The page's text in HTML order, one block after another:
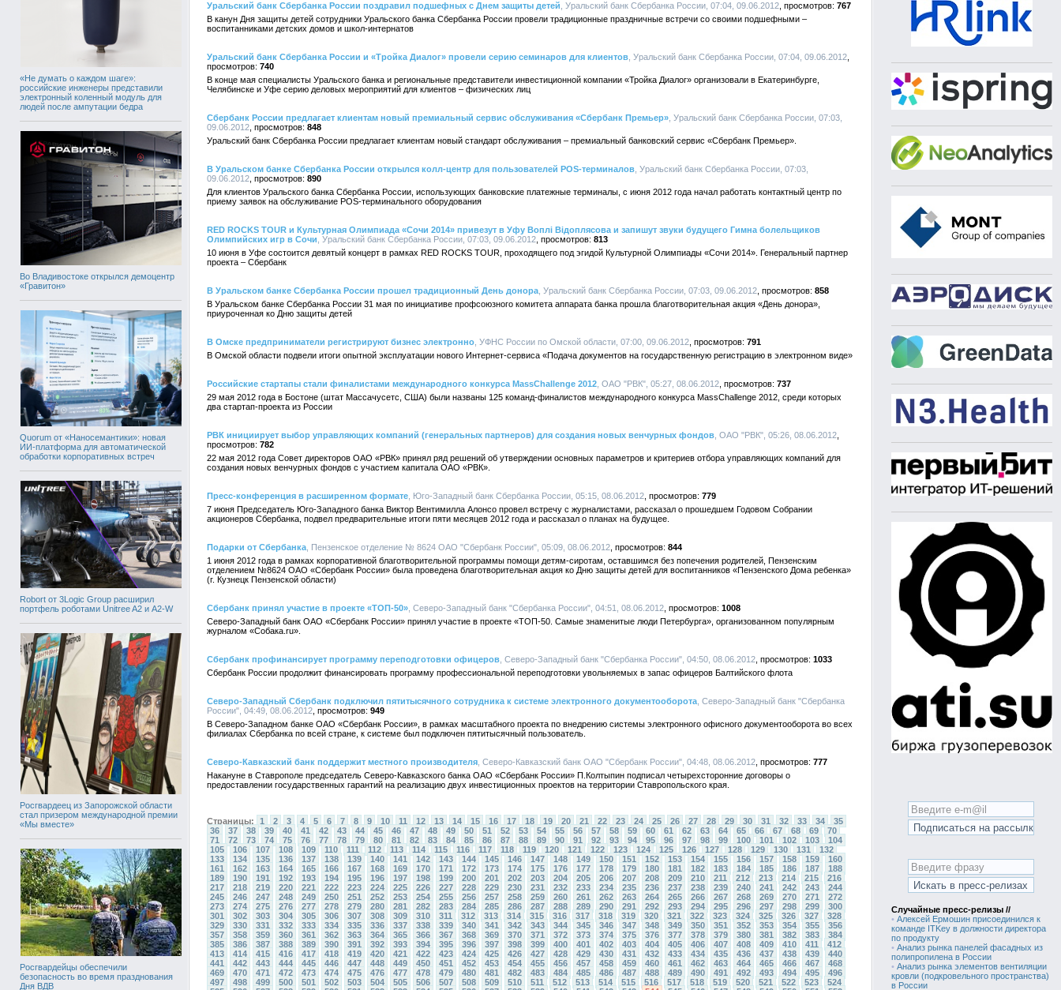
«Не думать о каждом шаге»:
российские инженеры представили
электронный коленный модуль для
людей после ампутации бедра
Во Владивостоке открылся демоцентр
«Гравитон»
Quorum от «Наносемантики»: новая
ИИ-платформа для автоматической
обработки корпоративных встреч
Robort от 3Logic Group расширил
портфель роботами Unitree A2 и A2-W
Росгвардеец из Запорожской области
стал призером международной премии
«Мы вместе»
Росгвардейцы обеспечили
безопасность во время празднования
Дня ВДВ
Уральский банк Сбербанка России поздравил подшефных с Днем защиты детей , Уральский банк Сбербанка России, 07:04, 09.06.2012
767
В канун Дня защиты детей сотрудники Уральского банка Сбербанка России провели традиционные праздничные встречи со своими подшефными –
воспитанниками детских домов и школ-интернатов
Уральский банк Сбербанка России и «Тройка Диалог» провели серию семинаров для клиентов , Уральский банк Сбербанка России, 07:04, 09.06.2012
740
В конце мая специалисты Уральского банка и региональные представители инвестиционной компании «Тройка Диалог» организовали в Екатеринбурге,
Челябинске и Уфе серию деловых мероприятий для клиентов – физических лиц
Сбербанк России предлагает клиентам новый премиальный сервис обслуживания «Сбербанк Премьер» , Уральский банк Сбербанка России, 07:03,
09.06.2012
848
Уральский банк Сбербанка России предлагает клиентам новый стандарт обслуживания – премиальный банковский сервис «Сбербанк Премьер».
В Уральском банке Сбербанка России открылся колл-центр для пользователей POS-терминалов , Уральский банк Сбербанка России, 07:03,
09.06.2012
890
Для клиентов Уральского банка Сбербанка России, использующих банковские платежные терминалы, с июня 2012 года начал работать контактный центр по
приему заявок на обслуживание POS-терминального оборудования
RED ROCKS TOUR и Культурная Олимпиада «Сочи 2014» привезут в Уфу Воплi Вiдоплясова и запишут звуки будущего Гимна болельщиков
Олимпийских игр в Сочи , Уральский банк Сбербанка России, 07:03, 09.06.2012
813
10 июня в Уфе состоится девятый концерт в рамках RED ROCKS TOUR, проходящего под эгидой Культурной Олимпиады «Сочи 2014». Генеральный партнер
проекта – Сбербанк
В Уральском банке Сбербанка России прошел традиционный День донора , Уральский банк Сбербанка России, 07:03, 09.06.2012
858
В Уральском банке Сбербанка России 31 мая по инициативе профсоюзного комитета аппарата банка прошла благотворительная акция «День донора»,
приуроченная ко Дню защиты детей
В Омске предприниматели регистрируют бизнес электронно , УФНС России по Омской области, 07:00, 09.06.2012
791
В Омской области подвели итоги опытной эксплуатации нового Интернет-сервиса «Подача документов на государственную регистрацию в электронном виде»
Российские стартапы стали финалистами международного конкурса MassChallenge 2012 , ОАО "РВК", 05:27, 08.06.2012
737
29 мая 2012 года в Бостоне (штат Массачусетс, США) были названы 125 команд-финалистов международного конкурса MassChallenge 2012, среди которых
два стартап-проекта из России
РВК инициирует выбор управляющих компаний (генеральных партнеров) для создания новых венчурных фондов , ОАО "РВК", 05:26, 08.06.2012
782
22 мая 2012 года Совет директоров ОАО «РВК» принял ряд решений об утверждении основных параметров и критериев отбора управляющих компаний для
создания новых венчурных фондов с участием капитала ОАО «РВК».
Пресс-конференция в расширенном формате , Юго-Западный банк Сбербанка России, 05:15, 08.06.2012
779
7 июня Председатель Юго-Западного банка Виктор Вентимилла Алонсо провел встречу с журналистами, рассказал о прошедшем Годовом Собрании
акционеров Сбербанка, подвел предварительные итоги пяти месяцев 2012 года и рассказал о планах на будущее.
Подарки от Сбербанка , Пензенское отделение № 8624 ОАО "Сбербанк России", 05:09, 08.06.2012
844
1 июня 2012 года в рамках корпоративной благотворительной программы помощи детям-сиротам, оставшимся без попечения родителей, Пензенским
отделением №8624 ОАО «Сбербанк России» была проведена благотворительная акция ко Дню защиты детей для воспитанников «Пензенского Дома ребенка»
(г. Кузнецк Пензенской области)
Сбербанк принял участие в проекте «ТОП-50» , Северо-Западный банк "Сбербанка России", 04:51, 08.06.2012
1008
Северо-Западный банк ОАО «Сбербанк России» принял участие в проекте «ТОП-50. Самые знаменитые люди Петербурга», организованном популярным
журналом «Собака.ru».
Сбербанк профинансирует программу переподготовки офицеров , Северо-Западный банк "Сбербанка России", 04:50, 08.06.2012
1033
Сбербанк России продолжит финансировать программу профессиональной переподготовки увольняемых в запас офицеров Балтийского флота
Северо-Западный Сбербанк подключил пятитысячного сотрудника к системе электронного документооборота , Северо-Западный банк "Сбербанка
России", 04:49, 08.06.2012
949
В Северо-Западном банке ОАО «Сбербанк России», в рамках масштабного проекта по внедрению системы электронного офисного документооборота во всех
филиалах Сбербанка по всей стране, к системе был подключен пятитысячный пользователь.
Северо-Кавказский банк поддержит местного производителя , Северо-Кавказский банк ОАО "Сбербанк России", 04:48, 08.06.2012
777
Накануне в Ставрополе председатель Северо-Кавказского банка ОАО «Сбербанк России» П.Колтыпин подписал четырехсторонние договоры о
предоставлении государственных гарантий на реализацию двух инвестиционных проектов на территории Ставропольского края.
Страницы: 1 2 3 4 5 6 7 8 9 10 11 12 13 14 15 16 17 18 19 20 21 22 23 24 25 26 27 28 29 30 31 32 33 34
35
36
37 38 39 40 41 42 43 44 45 46 47 48 49 50 51 52 53 54 55 56 57 58 59 60 61 62 63 64 65 66 67 68 69
70
71
72 73 74 75 76 77 78 79 80 81 82 83 84 85 86 87 88 89 90 91 92 93 94 95 96 97 98 99 100 101 102 103
104
105
106 107 108 109 110 111 112 113 114 115 116 117 118 119 120 121 122 123 124 125 126 127 128 129 130 131
132
133
134 135 136 137 138 139 140 141 142 143 144 145 146 147 148 149 150 151 152 153 154 155 156 157 158 159
160
161
162 163 164 165 166 167 168 169 170 171 172 173 174 175 176 177 178 179 180 181 182 183 184 185 186 187
188
189
190 191 192 193 194 195 196 197 198 199 200 201 202 203 204 205 206 207 208 209 210 211 212 213 214 215
216
217
218 219 220 221 222 223 224 225 226 227 228 229 230 231 232 233 234 235 236 237 238 239 240 241 242 243
244
245
246 247 248 249 250 251 252 253 254 255 256 257 258 259 260 261 262 263 264 265 266 267 268 269 270 271
272
273
274 275 276 277 278 279 280 281 282 283 284 285 286 287 288 289 290 291 292 293 294 295 296 297 298 299
300
301
302 303 304 305 306 307 308 309 310 311 312 313 314 315 316 317 318 319 320 321 322 323 324 325 326 327
328
329
330 331 332 333 334 335 336 337 338 339 340 341 342 343 344 345 346 347 348 349 350 351 352 353 354 355
356
357
358 359 360 361 362 363 364 365 366 367 368 369 370 371 372 373 374 375 376 377 378 379 380 381 382 383
384
385
386 387 388 389 390 391 392 393 394 395 396 397 398 399 400 401 402 403 404 405 406 407 408 409 410 411
412
413
414 415 416 417 418 419 420 421 422 423 424 425 426 427 428 429 430 431 432 433 434 435 436 437 438 439
440
441
442 443 444 445 446 447 448 449 450 451 452 453 454 455 456 457 458 459 460 461 462 463 464 465 466 467
468
469
470 471 472 473 474 475 476 477 478 479 480 481 482 483 484 485 486 487 488 489 490 491 492 493 494 495
496
497
498 499 500 501 502 503 504 505 506 507 508 509 510 511 512 513 514 515 516 517 518 519 520 521 522 523
524
Случайные пресс-релизы //
• Алексей Ермошин присоединился к
команде ITKey в должности директора
по продукту
• Анализ рынка панелей фасадных из
полипропилена в России
• Анализ рынка элементов вентиляции
кровли (подкровельного пространства)
в России